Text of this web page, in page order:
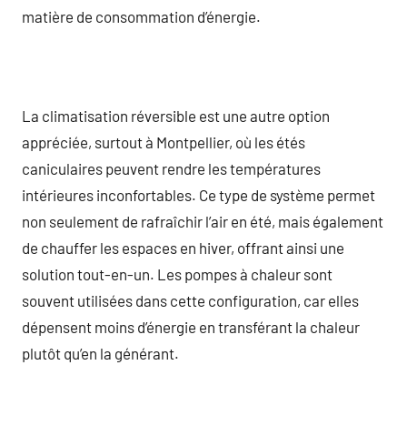
matière de consommation d’énergie.
La climatisation réversible est une autre option
appréciée, surtout à Montpellier, où les étés
caniculaires peuvent rendre les températures
intérieures inconfortables. Ce type de système permet
non seulement de rafraîchir l’air en été, mais également
de chauffer les espaces en hiver, offrant ainsi une
solution tout-en-un. Les pompes à chaleur sont
souvent utilisées dans cette configuration, car elles
dépensent moins d’énergie en transférant la chaleur
plutôt qu’en la générant.